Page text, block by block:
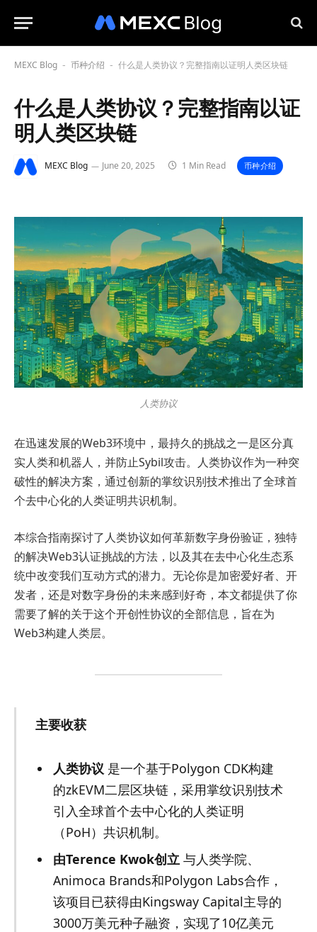
MEXC Blog - 币种介绍 - 什么是人类协议？完整指南以证明人类区块链
什么是人类协议？完整指南以证
明人类区块链
MEXC Blog June 20, 2025 1 Min Read 币种介绍
人类协议
在迅速发展的Web3环境中，最持久的挑战之一是区分真
实人类和机器人，并防止Sybil攻击。人类协议作为一种突
破性的解决方案，通过创新的掌纹识别技术推出了全球首
个去中心化的人类证明共识机制。
本综合指南探讨了人类协议如何革新数字身份验证，独特
的解决Web3认证挑战的方法，以及其在去中心化生态系
统中改变我们互动方式的潜力。无论你是加密爱好者、开
发者，还是对数字身份的未来感到好奇，本文都提供了你
需要了解的关于这个开创性协议的全部信息，旨在为
Web3构建人类层。
主要收获
人类协议 是一个基于Polygon CDK构建
的zkEVM二层区块链，采用掌纹识别技术
引入全球首个去中心化的人类证明
（PoH）共识机制。
由Terence Kwok创立 与人类学院、
Animoca Brands和Polygon Labs合作，
该项目已获得由Kingsway Capital主导的
3000万美元种子融资，实现了10亿美元